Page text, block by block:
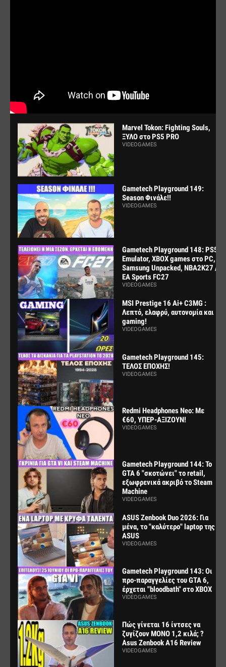
Marvel Tokon: Fighting Souls,
ΞΥΛΟ στο PS5 PRO
VIDEOGAMES
Gametech Playground 149:
Season Φινάλε!!
VIDEOGAMES
Gametech Playground 148: PS5
Emulator, XBOX games στο PC,
Samsung Unpacked, NBA2K27 /
EA Sports FC27
VIDEOGAMES
MSI Prestige 16 Ai+ C3MG :
Λεπτό, ελαφρύ, αυτονομία και
gaming!
VIDEOGAMES
Gametech Playground 145:
ΤΕΛΟΣ ΕΠΟΧΗΣ!
VIDEOGAMES
Redmi Headphones Neo: Με
€60, ΥΠΕΡ-ΑΞΙΖΟΥΝ!
VIDEOGAMES
Gametech Playground 144: Το
GTA 6 "σκοτώνει" το retail,
εξωφρενικά ακριβό το Steam
Machine
VIDEOGAMES
ASUS Zenbook Duo 2026: Για
μένα, το "καλύτερο" laptop της
ASUS
VIDEOGAMES
Gametech Playground 143: Οι
προ-παραγγελίες του GTA 6,
έρχεται "bloodbath" στο XBOX
VIDEOGAMES
Πώς γίνεται 16 ίντσες να
ζυγίζουν ΜΟΝΟ 1,2 κιλά; ?
Asus Zenbook A16 Review
VIDEOGAMES